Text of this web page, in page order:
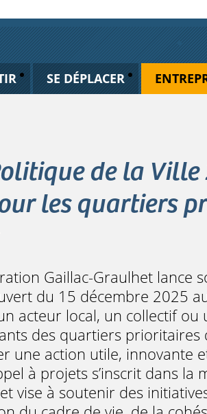
SE DÉPLACER
de la Ville
les quartiers
Gaillac-Graulhet lance
du 15 décembre 2025
acteur local, un collectif
des quartiers prioritaires
une action utile, innovante
à projets s’inscrit dans la
vise à soutenir des